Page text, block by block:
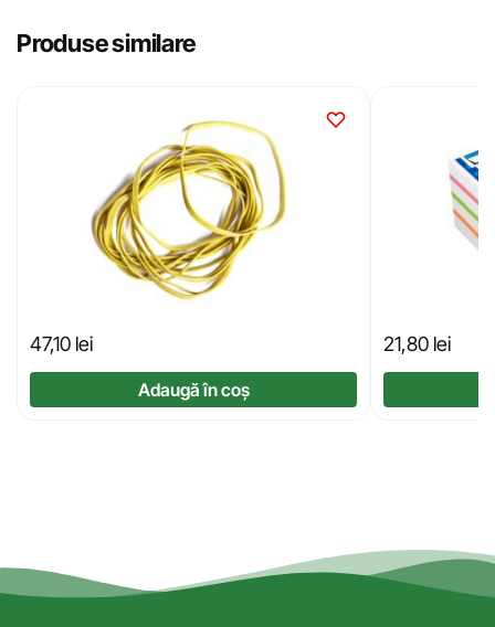
Produse similare
47,10 lei
Adaugă în coș
21,80 lei